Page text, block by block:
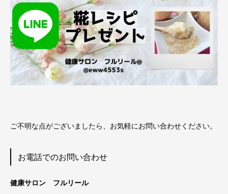
ご不明な点がございましたら、お気軽にお問い合わせください。
お電話でのお問い合わせ
健康サロン フルリール